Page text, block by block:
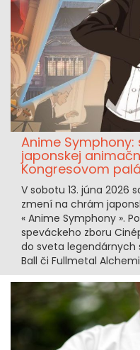
Anime
japonskej
Kongresovom
V sobotu 13. júna 2026
zmení na chrám
« Anime Symphony ».
speváckeho zboru
do sveta legendárnych
Ball či Fullmetal